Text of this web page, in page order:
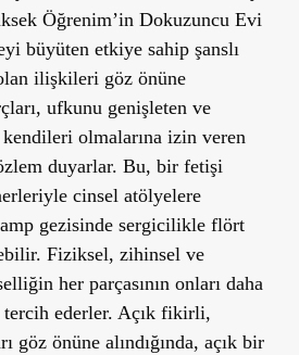
Öğrenim’in Dokuzuncu Evi
büyüten etkiye sahip şanslı
ilişkileri göz önüne
ufkunu genişleten ve
olmalarına izin veren
duyarlar. Bu, bir fetişi
cinsel atölyelere
gezisinde sergicilikle flört
Fiziksel, zihinsel ve
her parçasının onları daha
tercih ederler. Açık fikirli,
göz önüne alındığında, açık bir